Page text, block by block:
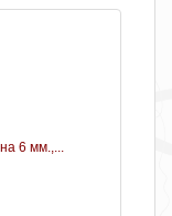
6 мм.,...